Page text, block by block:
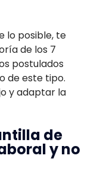
lo posible, te
de los 7
postulados
de este tipo.
y adaptar la
de
y no